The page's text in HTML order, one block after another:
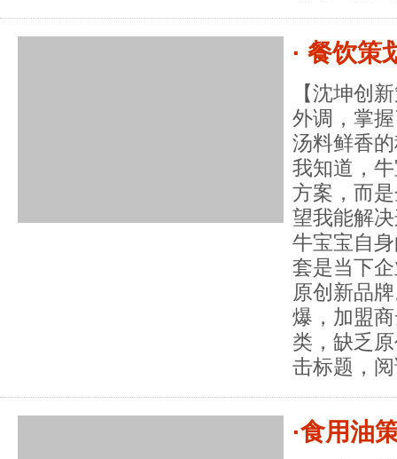
· 餐饮策
【沈坤创
外调，掌
汤料鲜香
我知道，
方案，而
望我能解
牛宝宝自
套是当下
原创新品
爆，加盟
类，缺乏
击标题，
·食用油